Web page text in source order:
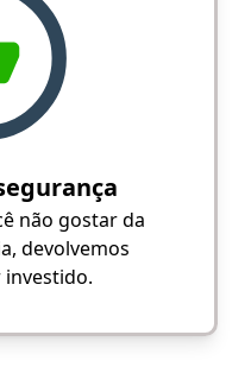
não gostar da
devolvemos
investido.